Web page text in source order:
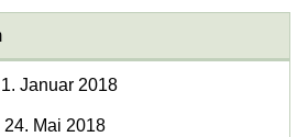
Januar 2018
Mai 2018